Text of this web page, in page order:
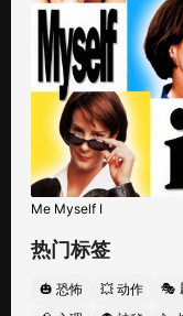
Me Myself I
热门标签
🎃 恐怖 💥 动作 🎭